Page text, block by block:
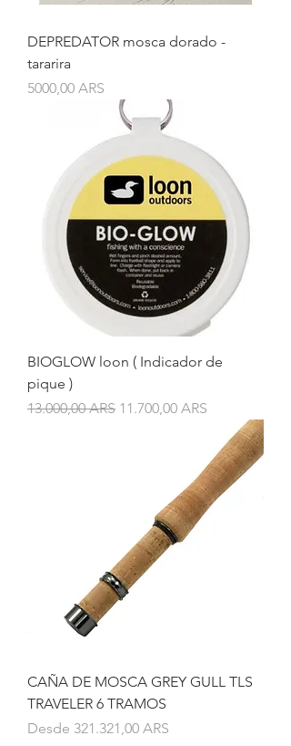
DEPREDATOR mosca dorado -
tararira
Precio
5000,00 ARS
BIOGLOW loon ( Indicador de
pique )
Precio
13.000,00 ARS Precio de oferta
11.700,00 ARS
CAÑA DE MOSCA GREY GULL TLS
TRAVELER 6 TRAMOS
Desde 321.321,00 ARS
Precio de oferta